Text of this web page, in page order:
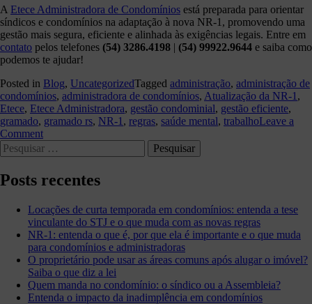
A Etece Administradora de Condomínios está preparada para orientar
síndicos e condomínios na adaptação à nova NR-1, promovendo uma
gestão mais segura, eficiente e alinhada às exigências legais. Entre em
contato pelos telefones (54) 3286.4198 | (54) 99922.9644 e saiba como
podemos te ajudar!
Posted in Blog, UncategorizedTagged administração, administração de
condomínios, administradora de condomínios, Atualização da NR-1 ,
Etece, Etece Administradora, gestão condominial, gestão eficiente,
gramado, gramado rs, NR-1 , regras, saúde mental, trabalhoLeave a
Commenton
NR-
1:
o
é,
por
que
ela
é
importante
e
o
Pesquisar
por:
Posts recentes
Locações de curta temporada em condomínios: entenda a tese
vinculante do STJ e o que muda com as novas regras
NR-1: entenda o que é, por que ela é importante e o que muda
para condomínios e administradoras
O proprietário pode usar as áreas comuns após alugar o imóvel?
Saiba o que diz a lei
Quem manda no condomínio: o síndico ou a Assembleia?
Entenda o impacto da inadimplência em condomínios